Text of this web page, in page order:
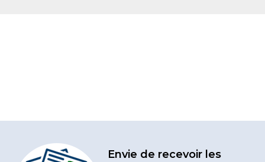
Envie de recevoir les